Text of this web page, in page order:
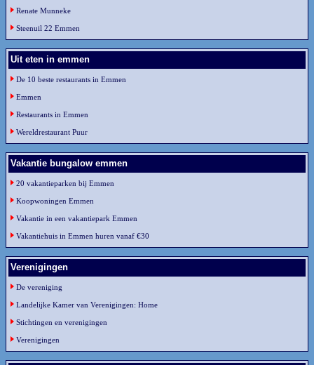
Renate Munneke
Steenuil 22 Emmen
Uit eten in emmen
De 10 beste restaurants in Emmen
Emmen
Restaurants in Emmen
Wereldrestaurant Puur
Vakantie bungalow emmen
20 vakantieparken bij Emmen
Koopwoningen Emmen
Vakantie in een vakantiepark Emmen
Vakantiehuis in Emmen huren vanaf €30
Verenigingen
De vereniging
Landelijke Kamer van Verenigingen: Home
Stichtingen en verenigingen
Verenigingen